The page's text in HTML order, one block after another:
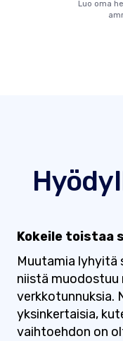
Luo oma
Kokeile toistaa
Muutamia
niistä muodostuu
verkkotunnuksia.
yksinkertaisia,
vaihtoehdon on